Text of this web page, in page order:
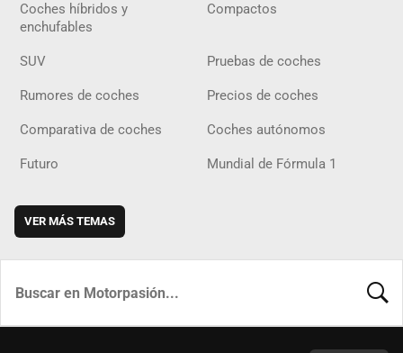
Coches híbridos y
enchufables
Compactos
SUV Pruebas de coches
Rumores de coches Precios de coches
Comparativa de coches Coches autónomos
Futuro Mundial de Fórmula 1
VER MÁS TEMAS